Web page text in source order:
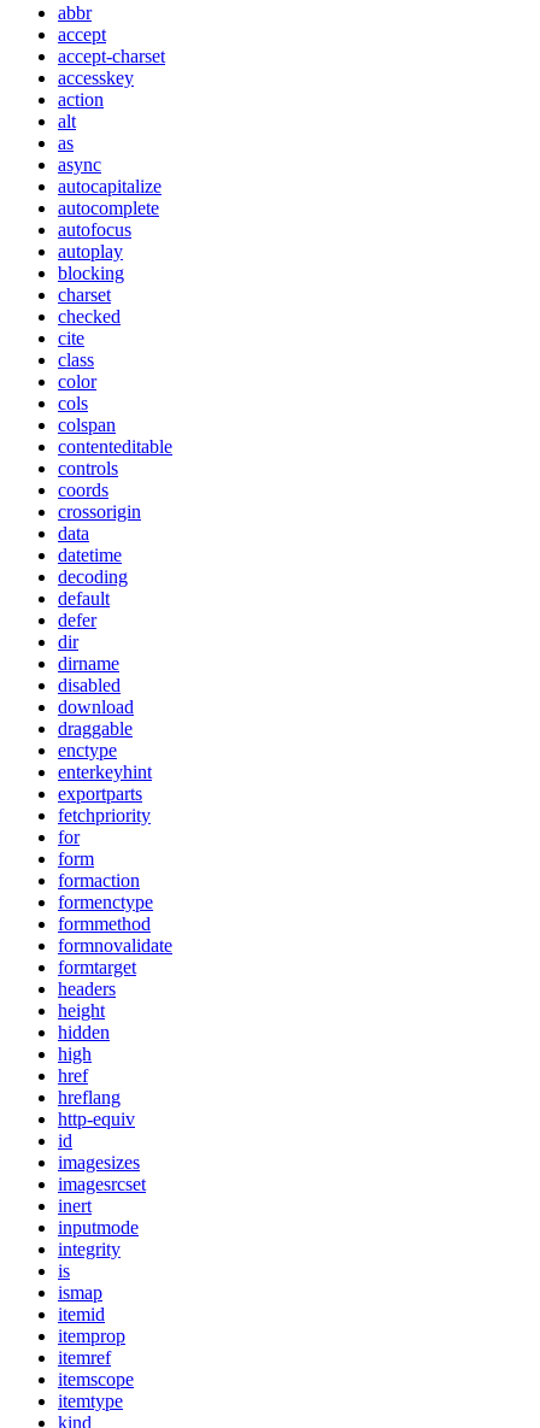
abbr
accept
accept-charset
accesskey
action
alt
as
async
autocapitalize
autocomplete
autofocus
autoplay
blocking
charset
checked
cite
class
color
cols
colspan
contenteditable
controls
coords
crossorigin
data
datetime
decoding
default
defer
dir
dirname
disabled
download
draggable
enctype
enterkeyhint
exportparts
fetchpriority
for
form
formaction
formenctype
formmethod
formnovalidate
formtarget
headers
height
hidden
high
href
hreflang
http-equiv
id
imagesizes
imagesrcset
inert
inputmode
integrity
is
ismap
itemid
itemprop
itemref
itemscope
itemtype
kind